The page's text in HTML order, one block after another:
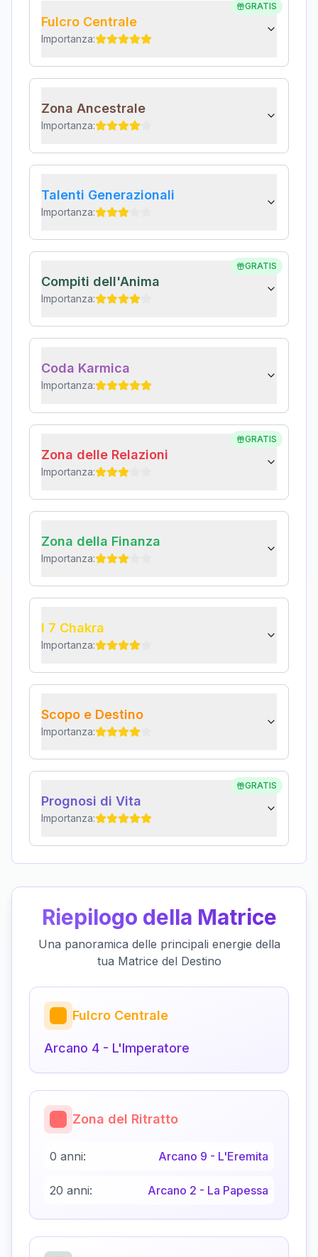
GRATIS
Fulcro Centrale
Importanza:
Zona Ancestrale
Importanza:
Talenti Generazionali
Importanza:
GRATIS
Compiti dell'Anima
Importanza:
Coda Karmica
Importanza:
GRATIS
Zona delle Relazioni
Importanza:
Zona della Finanza
Importanza:
I 7 Chakra
Importanza:
Scopo e Destino
Importanza:
GRATIS
Prognosi di Vita
Importanza:
Riepilogo della Matrice
Una panoramica delle principali energie della
tua Matrice del Destino
Fulcro Centrale
Arcano 4 - L'Imperatore
Zona del Ritratto
0 anni: Arcano 9 - L'Eremita
20 anni: Arcano 2 - La Papessa